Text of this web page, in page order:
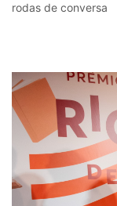
rodas de conversa